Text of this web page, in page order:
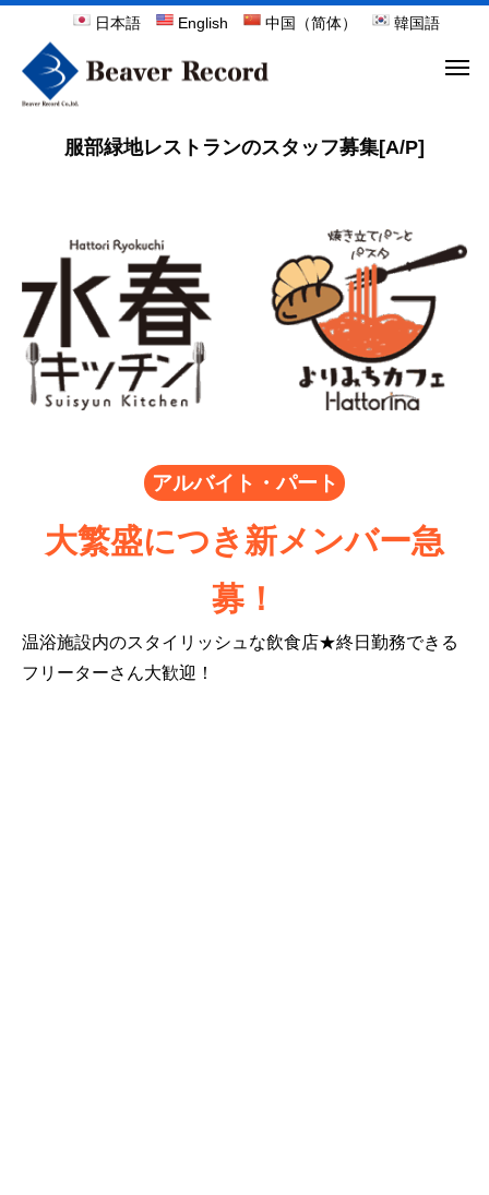
日本語 English 中国（简体） 韓国語
服部緑地レストランのスタッフ募集[A/P]
アルバイト・パート
大繁盛につき新メンバー急
募！
温浴施設内のスタイリッシュな飲食店★終日勤務できる
フリーターさん大歓迎！